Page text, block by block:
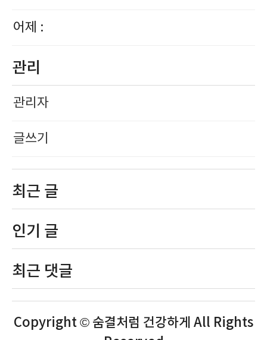
어제 :
관리
관리자
글쓰기
최근 글
인기 글
최근 댓글
Copyright © 숨결처럼 건강하게 All Rights